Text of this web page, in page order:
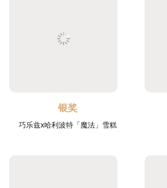
银奖
巧乐兹x哈利波特「魔法」雪糕